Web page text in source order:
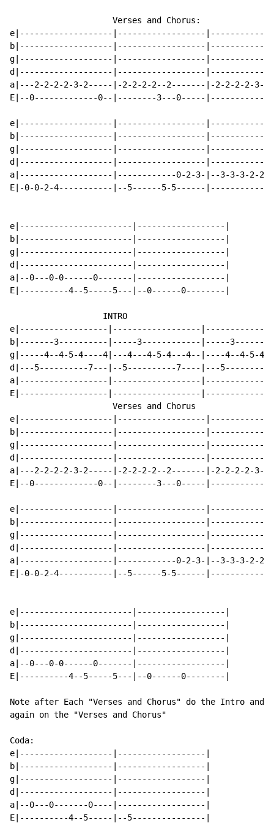
                     Verses and Chorus:
e|-------------------|------------------
b|-------------------|------------------
g|-------------------|------------------
d|-------------------|------------------|-----------0-
a|---2-2-2-2-3-2-----|-2-2-2-2--2-------|-2-2-2-2-
E|--0-------------0--|--------3---0-----
e|-------------------|------------------
b|-------------------|------------------
g|-------------------|------------------
d|-------------------|------------------
a|-------------------|------------0-2-3-|--3-3-3-2-2-
E|-0-0-2-4-----------|--5------5-5------
e|-----------------------|------------------|
b|-----------------------|------------------|
g|-----------------------|------------------|
d|-----------------------|------------------|
a|--0---0-0------0-------|------------------|
E|----------4--5-----5---|--0------0--------|
                   INTRO
e|------------------|------------------
b|-------3----------|-----3------------|-----
g|-----4--4-5-4----4|---4---4-5-4---4--|----4--4-5-
d|---5----------7---|--5----------7----|---5---------
a|------------------|------------------
E|------------------|------------------
                     Verses and Chorus
e|-------------------|------------------
b|-------------------|------------------
g|-------------------|------------------
d|-------------------|------------------|-----------0-
a|---2-2-2-2-3-2-----|-2-2-2-2--2-------|-2-2-2-2-
E|--0-------------0--|--------3---0-----
e|-------------------|------------------
b|-------------------|------------------
g|-------------------|------------------
d|-------------------|------------------
a|-------------------|------------0-2-3-|--3-3-3-2-2-
E|-0-0-2-4-----------|--5------5-5------
e|-----------------------|------------------|
b|-----------------------|------------------|
g|-----------------------|------------------|
d|-----------------------|------------------|
a|--0---0-0------0-------|------------------|
E|----------4--5-----5---|--0------0--------|
Note after Each "Verses and Chorus" do the Intro and
again on the "Verses and Chorus"
Coda:
e|-------------------|------------------|
b|-------------------|------------------|
g|-------------------|------------------|
d|-------------------|------------------|
a|--0---0-------0----|------------------|
E|----------4--5-----|--5---------------|